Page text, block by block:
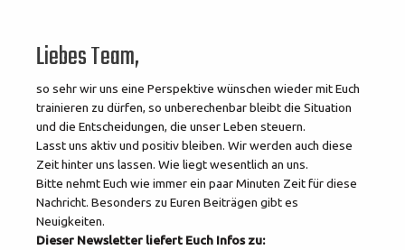
Liebes Team,
so sehr wir uns eine Perspektive wünschen wieder mit Euch
trainieren zu dürfen, so unberechenbar bleibt die Situation
und die Entscheidungen, die unser Leben steuern.
Lasst uns aktiv und positiv bleiben. Wir werden auch diese
Zeit hinter uns lassen. Wie liegt wesentlich an uns.
Bitte nehmt Euch wie immer ein paar Minuten Zeit für diese
Nachricht. Besonders zu Euren Beiträgen gibt es
Neuigkeiten.
Dieser Newsletter liefert Euch Infos zu: